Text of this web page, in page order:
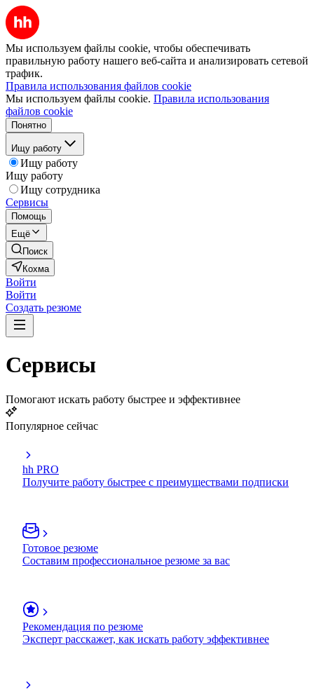
Мы используем файлы cookie, чтобы обеспечивать
правильную работу нашего веб-сайта и анализировать сетевой
трафик.
Правила использования файлов cookie
Мы используем файлы cookie. Правила использования
файлов cookie
Понятно
Ищу работу
Ищу работу
Ищу работу
Ищу сотрудника
Сервисы
Помощь
Ещё
Поиск
Кохма
Войти
Войти
Создать резюме
Сервисы
Помогают искать работу быстрее и эффективнее
Популярное сейчас
hh PRO
Получите работу быстрее с преимуществами подписки
Готовое резюме
Составим профессиональное резюме за вас
Рекомендация по резюме
Эксперт расскажет, как искать работу эффективнее